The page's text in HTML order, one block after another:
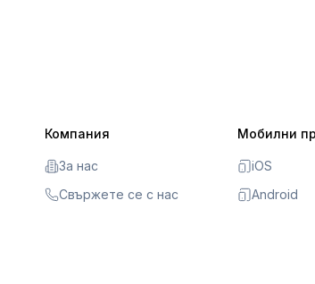
Компания
За нас
Свържете се с нас
Мобилни
iOS
Android